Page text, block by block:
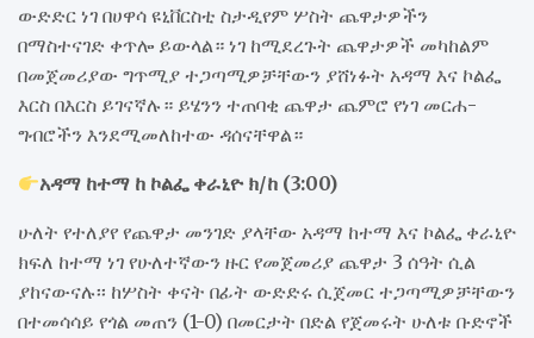
ውድድር ነገ በሀዋሳ ዩኒቨርስቲ ስታዲየም ሦስት ጨዋታዎችን
በማስተናገድ ቀጥሎ ይውላል። ነገ ከሚደረጉት ጨዋታዎች መካከልም
በመጀመሪያው ግጥሚያ ተጋጣሚዎቻቸውን ያሸነፉት አዳማ እና ኮልፌ
እርስ በእርስ ይገናኛሉ። ይሄንን ተጠባቂ ጨዋታ ጨምሮ የነገ መርሐ-
ግብሮችን እንደሚመለከተው ዳሰናቸዋል።
አዳማ ከተማ ከ ኮልፌ ቀራኒዮ ክ/ከ (3:00)
ሁለት የተለያየ የጨዋታ መንገድ ያላቸው አዳማ ከተማ እና ኮልፌ ቀራኒዮ
ክፍለ ከተማ ነገ የሁለተኛውን ዙር የመጀመሪያ ጨዋታ 3 ሰዓት ሲል
ያከናውናሉ፡፡ ከሦስት ቀናት በፊት ውድድሩ ሲጀመር ተጋጣሚዎቻቸውን
በተመሳሳይ የጎል መጠን (1-0) በመርታት በድል የጀመሩት ሁለቱ ቡድኖች